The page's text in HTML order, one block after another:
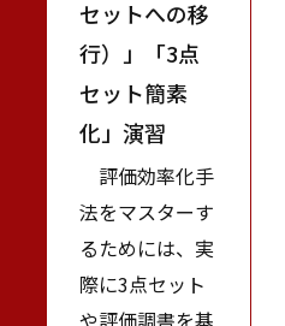
セットへの移
行）」「3点
セット簡素
化」演習
評価効率化手
法をマスターす
るためには、実
際に3点セット
や評価調書を基